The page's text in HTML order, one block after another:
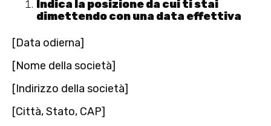
Indica la posizione da cui ti stai
dimettendo con una data effettiva
[Data odierna]
[Nome della società]
[Indirizzo della società]
[Città, Stato, CAP]